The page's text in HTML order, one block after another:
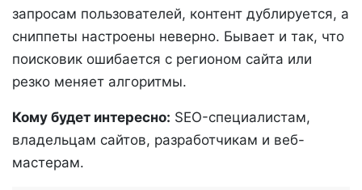
запросам пользователей, контент дублируется, а
сниппеты настроены неверно. Бывает и так, что
поисковик ошибается с регионом сайта или
резко меняет алгоритмы.
Кому будет интересно: SEO-специалистам,
владельцам сайтов, разработчикам и веб-
мастерам.